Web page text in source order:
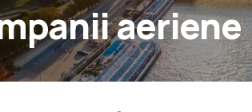
aeriene